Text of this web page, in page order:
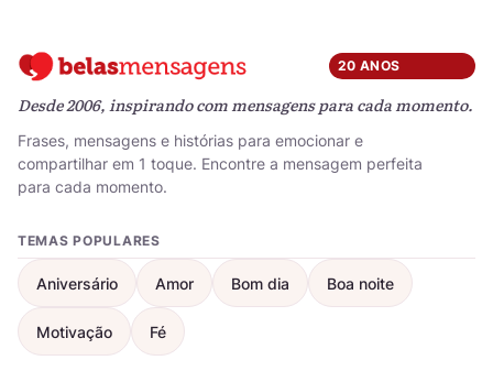
20 ANOS
Desde 2006, inspirando com mensagens para cada momento.
Frases, mensagens e histórias para emocionar e
compartilhar em 1 toque. Encontre a mensagem perfeita
para cada momento.
TEMAS POPULARES
Aniversário Amor Bom dia Boa noite
Motivação Fé